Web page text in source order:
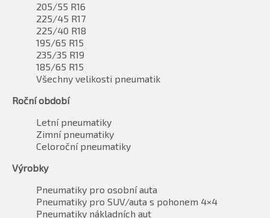
205/55 R16
225/45 R17
225/40 R18
195/65 R15
235/35 R19
185/65 R15
Všechny velikosti pneumatik
Roční období
Letní pneumatiky
Zimní pneumatiky
Celoroční pneumatiky
Výrobky
Pneumatiky pro osobní auta
Pneumatiky pro SUV/auta s pohonem 4×4
Pneumatiky nákladních aut